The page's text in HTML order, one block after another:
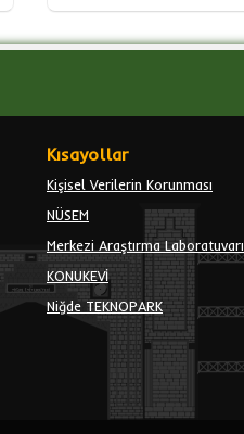
Kısayollar
Kişisel Verilerin Korunması
NÜSEM
Merkezi Araştırma Laboratuvarı
KONUKEVİ
Niğde TEKNOPARK